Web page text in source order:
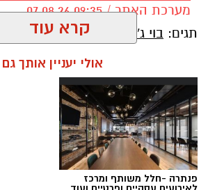
מערכת האתר / 09:35 07.08.26
תגים: בוי ג'ורג' קרא עוד
אולי יעניין אותך גם
פנתרה -חלל משותף ומרכז